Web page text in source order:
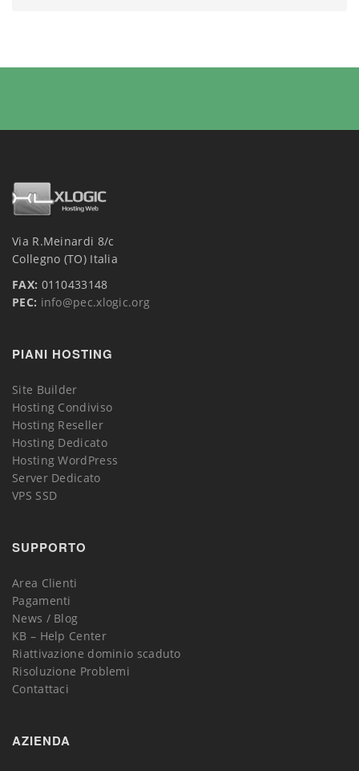
Via R.Meinardi 8/c
Collegno (TO) Italia
FAX: 0110433148
PEC: info@pec.xlogic.org
PIANI HOSTING
Site Builder
Hosting Condiviso
Hosting Reseller
Hosting Dedicato
Hosting WordPress
Server Dedicato
VPS SSD
SUPPORTO
Area Clienti
Pagamenti
News / Blog
KB – Help Center
Riattivazione dominio scaduto
Risoluzione Problemi
Contattaci
AZIENDA